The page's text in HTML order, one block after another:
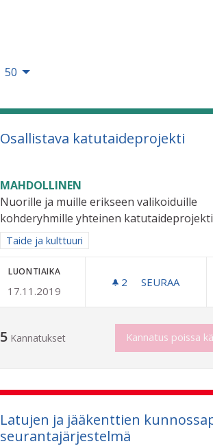
50
Osallistava katutaideprojekti
MAHDOLLINEN
Nuorille ja muille erikseen valikoiduille
kohderyhmille yhteinen
Rajaa tulokset aihepiirin mukaan: Taide ja
Taide ja kulttuuri
LUONTIAIKA
17.11.2019
2 2 SEURAAJAA
SEURAA
5 Kannatukset Kannatus poissa
Latujen ja jääkenttien
seurantajärjestelmä